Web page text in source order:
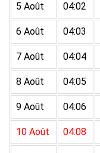
5 Août 04:02
6 Août 04:03
7 Août 04:04
8 Août 04:05
9 Août 04:06
10 Août 04:08